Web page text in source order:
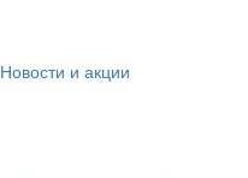
Новости и акции